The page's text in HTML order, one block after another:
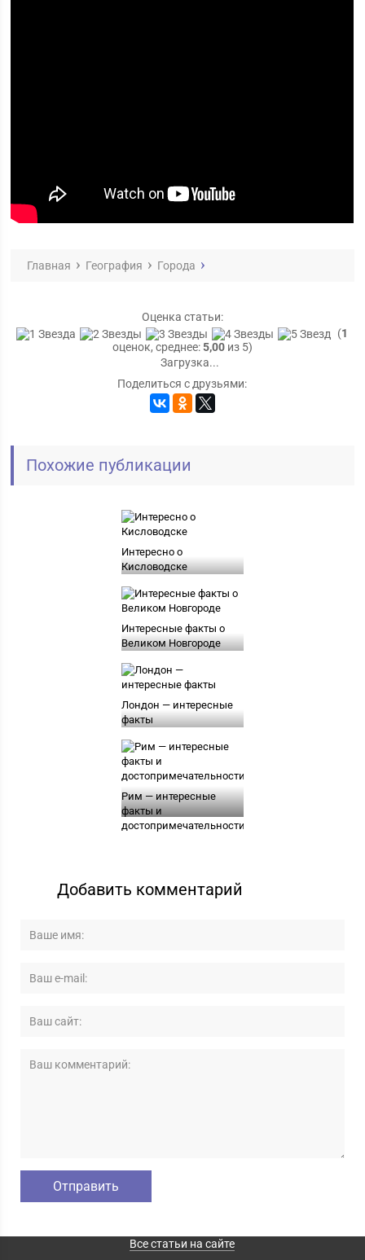
Главная География Города
Оценка статьи:
(1
оценок, среднее:5,00из 5)
Загрузка...
Поделиться с друзьями:
Похожие публикации
Интересно о
Кисловодске
Интересные факты о
Великом Новгороде
Лондон — интересные
факты
Рим — интересные
факты и
достопримечательности
Добавить комментарий
Все статьи на сайте